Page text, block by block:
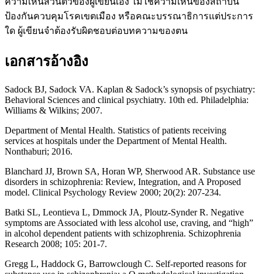
ป้องกันควบคุมโรคเขตเมือง หรือคณะบรรณาธิการแต่ประการ
ใด ผู้เขียนจำต้องรับผิดชอบต่อบทความของตน
เอกสารอ้างอิง
Sadock BJ, Sadock VA. Kaplan & Sadock’s synopsis of psychiatry:
Behavioral Sciences and clinical psychiatry. 10th ed. Philadelphia:
Williams & Wilkins; 2007.
Department of Mental Health. Statistics of patients receiving
services at hospitals under the Department of Mental Health.
Nonthaburi; 2016.
Blanchard JJ, Brown SA, Horan WP, Sherwood AR. Substance use
disorders in schizophrenia: Review, Integration, and A Proposed
model. Clinical Psychology Review 2000; 20(2): 207-234.
Batki SL, Leontieva L, Dmmock JA, Ploutz-Synder R. Negative
symptoms are Associated with less alcohol use, craving, and “high”
in alcohol dependent patients with schizophrenia. Schizophrenia
Research 2008; 105: 201-7.
Gregg L, Haddock G, Barrowclough C. Self-reported reasons for